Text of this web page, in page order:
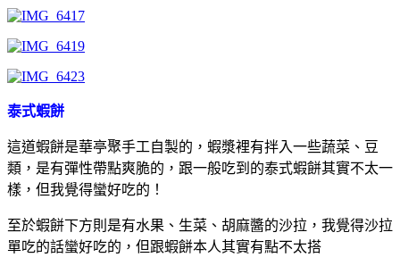
泰式蝦餅
這道蝦餅是華亭聚手工自製的，蝦漿裡有拌入一些蔬菜、豆
類，是有彈性帶點爽脆的，跟一般吃到的泰式蝦餅其實不太一
樣，但我覺得蠻好吃的！
至於蝦餅下方則是有水果、生菜、胡麻醬的沙拉，我覺得沙拉
單吃的話蠻好吃的，但跟蝦餅本人其實有點不太搭